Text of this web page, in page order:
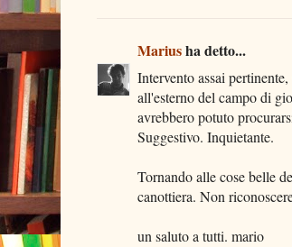
Mariusha detto...
Intervento assai
all'esterno del campo di
avrebbero potuto
Suggestivo. Inquietante.
Tornando alle cose belle
canottiera. Non
un saluto a tutti. mario